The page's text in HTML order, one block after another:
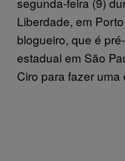
Liberdade, em
blogueiro, que é
estadual em São
Ciro para fazer uma